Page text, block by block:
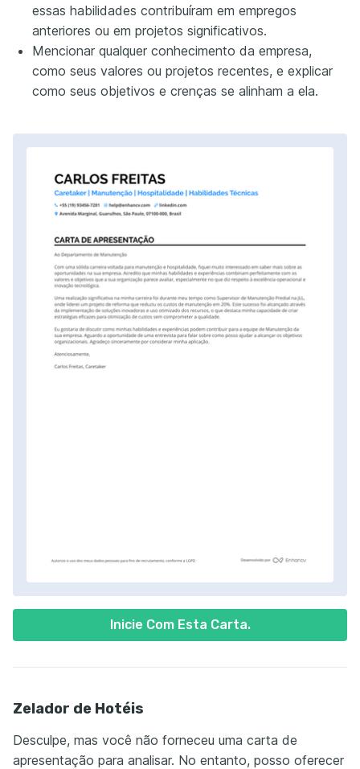
Inicie Com Esta Carta.
essas habilidades contribuíram em empregos
anteriores ou em projetos significativos.
Mencionar qualquer conhecimento da empresa,
como seus valores ou projetos recentes, e explicar
como seus objetivos e crenças se alinham a ela.
Zelador de Hotéis
Desculpe, mas você não forneceu uma carta de
apresentação para analisar. No entanto, posso oferecer